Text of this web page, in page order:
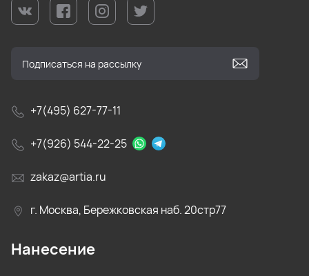
+7(495) 627-77-11
+7(926) 544-22-25
zakaz@artia.ru
г. Москва, Бережковская наб. 20стр77
Нанесение